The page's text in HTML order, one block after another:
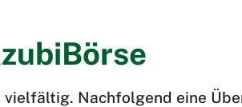
Nachfolgend eine